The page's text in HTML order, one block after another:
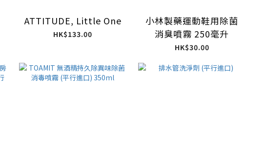
ATTITUDE, Little One
HK$133.00
小林製藥運動鞋用除菌
消臭噴霧 250毫升
HK$30.00